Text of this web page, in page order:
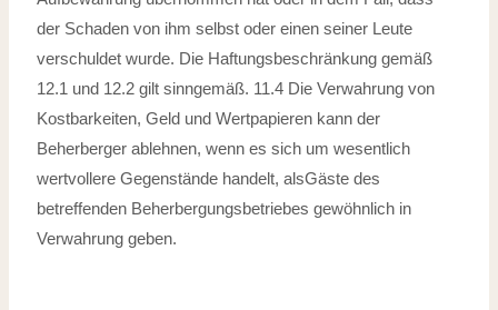
der Schaden von ihm selbst oder einen seiner Leute
verschuldet wurde. Die Haftungsbeschränkunggemäß
12.1 und 12.2 gilt sinngemäß. 11.4 Die Verwahrung von
Kostbarkeiten, Geld und Wertpapieren kann der
Beherberger ablehnen, wenn es sich um wesentlich
wertvollere Gegenstände handelt, alsGäste des
betreffenden Beherbergungsbetriebes gewöhnlich in
Verwahrung geben.